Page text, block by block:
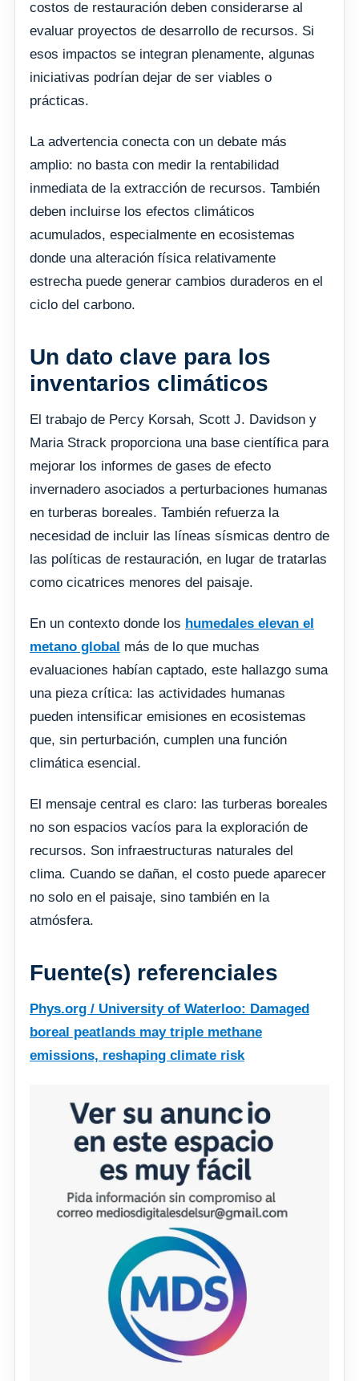
costos de restauración deben considerarse al
evaluar proyectos de desarrollo de recursos. Si
esos impactos se integran plenamente, algunas
iniciativas podrían dejar de ser viables o
prácticas.
La advertencia conecta con un debate más
amplio: no basta con medir la rentabilidad
inmediata de la extracción de recursos. También
deben incluirse los efectos climáticos
acumulados, especialmente en ecosistemas
donde una alteración física relativamente
estrecha puede generar cambios duraderos en el
ciclo del carbono.
Un dato clave para los
inventarios climáticos
El trabajo de Percy Korsah, Scott J. Davidson y
Maria Strack proporciona una base científica para
mejorar los informes de gases de efecto
invernadero asociados a perturbaciones humanas
en turberas boreales. También refuerza la
necesidad de incluir las líneas sísmicas dentro de
las políticas de restauración, en lugar de tratarlas
como cicatrices menores del paisaje.
En un contexto donde los humedales elevan el
metano global más de lo que muchas
evaluaciones habían captado, este hallazgo suma
una pieza crítica: las actividades humanas
pueden intensificar emisiones en ecosistemas
que, sin perturbación, cumplen una función
climática esencial.
El mensaje central es claro: las turberas boreales
no son espacios vacíos para la exploración de
recursos. Son infraestructuras naturales del
clima. Cuando se dañan, el costo puede aparecer
no solo en el paisaje, sino también en la
atmósfera.
Fuente(s) referenciales
Phys.org / University of Waterloo: Damaged
boreal peatlands may triple methane
emissions, reshaping climate risk